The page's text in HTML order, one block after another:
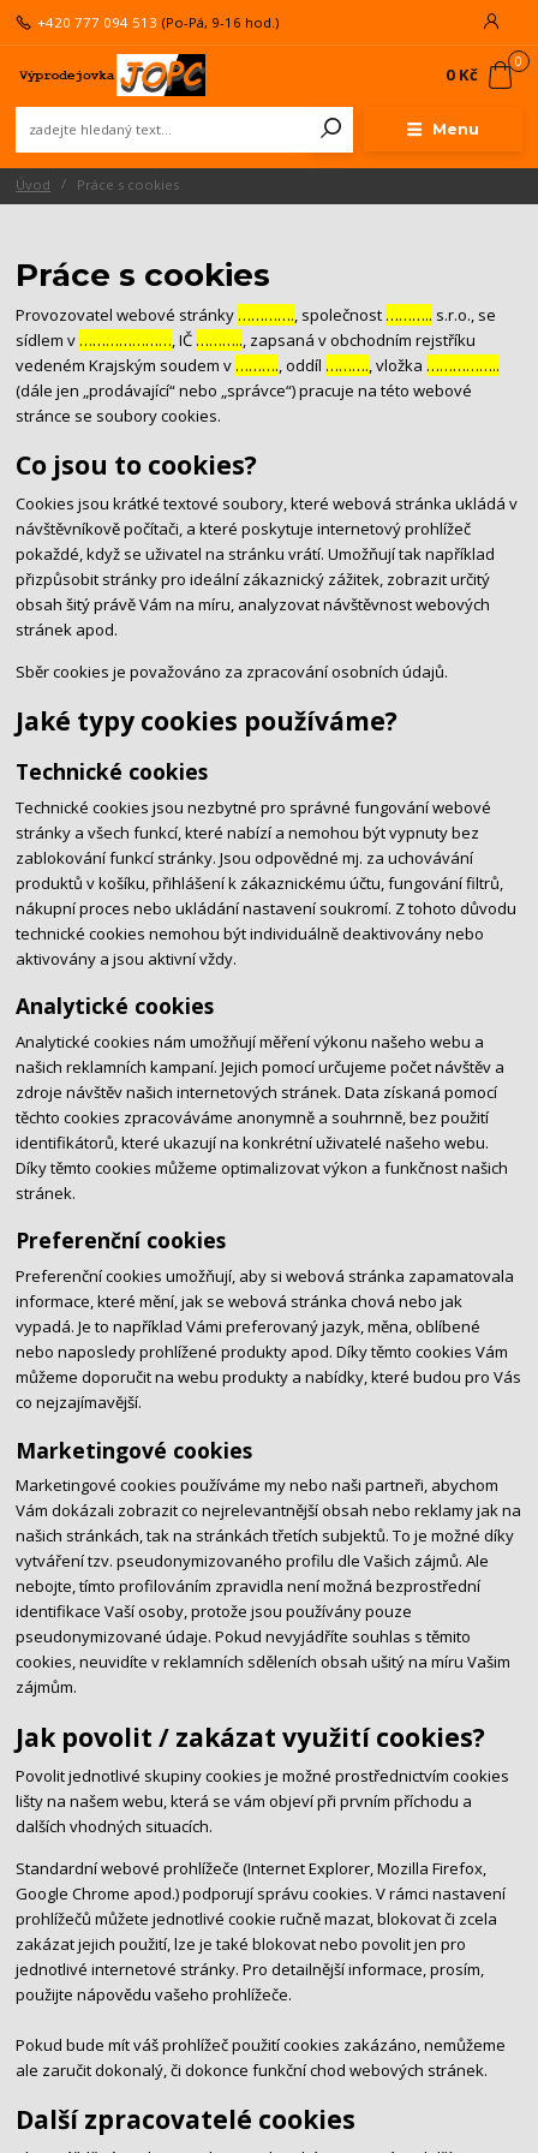
Menu
+420 777 094 513 (Po-Pá, 9-16 hod.)
0
0 Kč
Úvod Práce s cookies
Práce s cookies
Provozovatel webové stránky …………. , společnost ……….. s.r.o., se
sídlem v ………………… , IČ ……….. , zapsaná v obchodním rejstříku
vedeném Krajským soudem v ………. , oddíl ………. , vložka ……………..
(dále jen „prodávající“ nebo „správce“) pracuje na této webové
stránce se soubory cookies.
Co jsou to cookies?
Cookies jsou krátké textové soubory, které webová stránka ukládá v
návštěvníkově počítači, a které poskytuje internetový prohlížeč
pokaždé, když se uživatel na stránku vrátí. Umožňují tak například
přizpůsobit stránky pro ideální zákaznický zážitek, zobrazit určitý
obsah šitý právě Vám na míru, analyzovat návštěvnost webových
stránek apod.
Sběr cookies je považováno za zpracování osobních údajů.
Jaké typy cookies používáme?
Technické cookies
Technické cookies jsou nezbytné pro správné fungování webové
stránky a všech funkcí, které nabízí a nemohou být vypnuty bez
zablokování funkcí stránky. Jsou odpovědné mj. za uchovávání
produktů v košíku, přihlášení k zákaznickému účtu, fungování filtrů,
nákupní proces nebo ukládání nastavení soukromí. Z tohoto důvodu
technické cookies nemohou být individuálně deaktivovány nebo
aktivovány a jsou aktivní vždy.
Analytické cookies
Analytické cookies nám umožňují měření výkonu našeho webu a
našich reklamních kampaní. Jejich pomocí určujeme počet návštěv a
zdroje návštěv našich internetových stránek. Data získaná pomocí
těchto cookies zpracováváme anonymně a souhrnně, bez použití
identifikátorů, které ukazují na konkrétní uživatelé našeho webu.
Díky těmto cookies můžeme optimalizovat výkon a funkčnost našich
stránek.
Preferenční cookies
Preferenční cookies umožňují, aby si webová stránka zapamatovala
informace, které mění, jak se webová stránka chová nebo jak
vypadá. Je to například Vámi preferovaný jazyk, měna, oblíbené
nebo naposledy prohlížené produkty apod. Díky těmto cookies Vám
můžeme doporučit na webu produkty a nabídky, které budou pro Vás
co nejzajímavější.
Marketingové cookies
Marketingové cookies používáme my nebo naši partneři, abychom
Vám dokázali zobrazit co nejrelevantnější obsah nebo reklamy jak na
našich stránkách, tak na stránkách třetích subjektů. To je možné díky
vytváření tzv. pseudonymizovaného profilu dle Vašich zájmů. Ale
nebojte, tímto profilováním zpravidla není možná bezprostřední
identifikace Vaší osoby, protože jsou používány pouze
pseudonymizované údaje. Pokud nevyjádříte souhlas s těmito
cookies, neuvidíte v reklamních sděleních obsah ušitý na míru Vašim
zájmům.
Jak povolit / zakázat využití cookies?
Povolit jednotlivé skupiny cookies je možné prostřednictvím cookies
lišty na našem webu, která se vám objeví při prvním příchodu a
dalších vhodných situacích.
Standardní webové prohlížeče (Internet Explorer, Mozilla Firefox,
Google Chrome apod.) podporují správu cookies. V rámci nastavení
prohlížečů můžete jednotlivé cookie ručně mazat, blokovat či zcela
zakázat jejich použití, lze je také blokovat nebo povolit jen pro
jednotlivé internetové stránky. Pro detailnější informace, prosím,
použijte nápovědu vašeho prohlížeče.
Pokud bude mít váš prohlížeč použití cookies zakázáno, nemůžeme
ale zaručit dokonalý, či dokonce funkční chod webových stránek.
Další zpracovatelé cookies